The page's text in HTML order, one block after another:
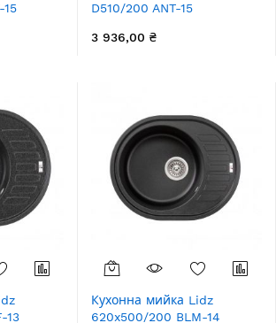
15
D510/200 ANT-15
3 936,00 ₴
13
Кухонна мийка Lidz
620x500/200 BLM-14